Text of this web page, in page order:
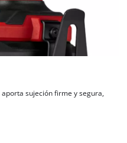
sujeción firme y segura,